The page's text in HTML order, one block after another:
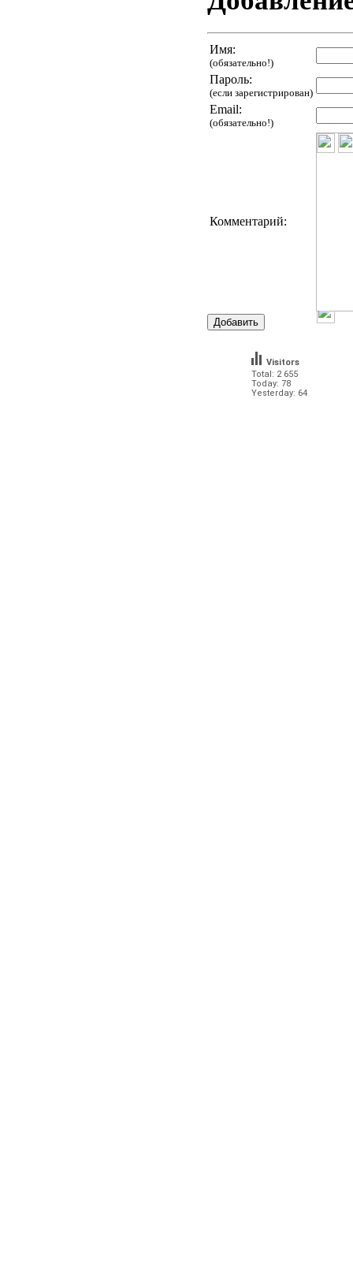
Имя:
(обязательно!)
Пароль:
(если зарегистрирован)
Email:
(обязательно!)
Комментарий:
Total: 2 655
Today: 78
Yesterday: 64
Visitors